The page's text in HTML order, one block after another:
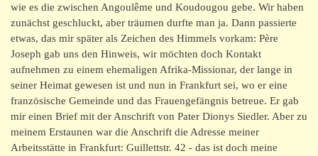
wie es die zwischen Angoulême und Koudougou gebe. Wir haben
zunächst geschluckt, aber träumen durfte man ja. Dann passierte
etwas, das mir später als Zeichen des Himmels vorkam: Père
Joseph gab uns den Hinweis, wir möchten doch Kontakt
aufnehmen zu einem ehemaligen Afrika-Missionar, der lange in
seiner Heimat gewesen ist und nun in Frankfurt sei, wo er eine
französische Gemeinde und das Frauengefängnis betreue. Er gab
mir einen Brief mit der Anschrift von Pater Dionys Siedler. Aber zu
meinem Erstaunen war die Anschrift die Adresse meiner
Arbeitsstätte in Frankfurt: Guillettstr. 42 - das ist doch meine